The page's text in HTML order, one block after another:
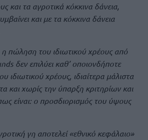
και τα αγροτικά κόκκινα δάνεια,
και με τα κόκκινα δάνεια
πώληση του ιδιωτικού χρέους από
δεν επιλύει καθ’ οποιονδήποτε
ιδιωτικού χρέους, ιδιαίτερα μάλιστα
και χωρίς την ύπαρξη κριτηρίων και
είναι: ο προσδιορισμός του ύψους
γη αποτελεί «εθνικό κεφάλαιο»